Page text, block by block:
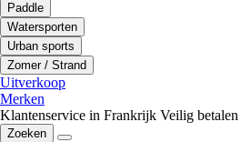
Paddle
Watersporten
Urban sports
Zomer / Strand
Uitverkoop
Merken
Klantenservice in Frankrijk Veilig betalen
Zoeken